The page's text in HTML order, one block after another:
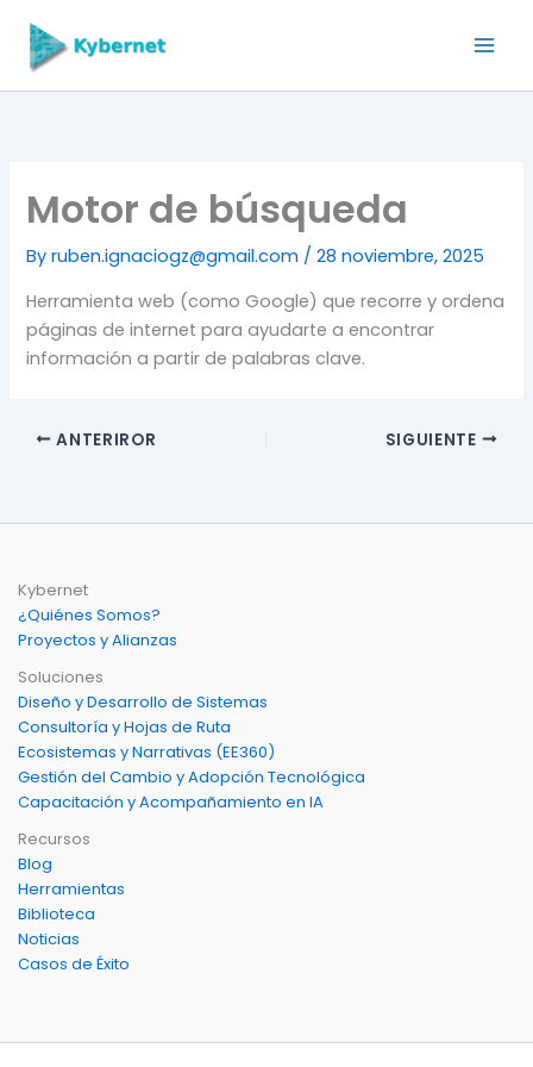
content
Motor de búsqueda
Byruben.ignaciogz@gmail.com /28 noviembre, 2025
Herramienta web (como Google) que recorre y ordena
páginas de internet para ayudarte a encontrar
información a partir de palabras clave.
ANTERIROR SIGUIENTE
Kybernet
¿Quiénes Somos?
Proyectos y Alianzas
Soluciones
Diseño y Desarrollo de Sistemas
Consultoría y Hojas de Ruta
Ecosistemas y Narrativas (EE360)
Gestión del Cambio y Adopción Tecnológica
Capacitación y Acompañamiento en IA
Recursos
Blog
Herramientas
Biblioteca
Noticias
Casos de Éxito